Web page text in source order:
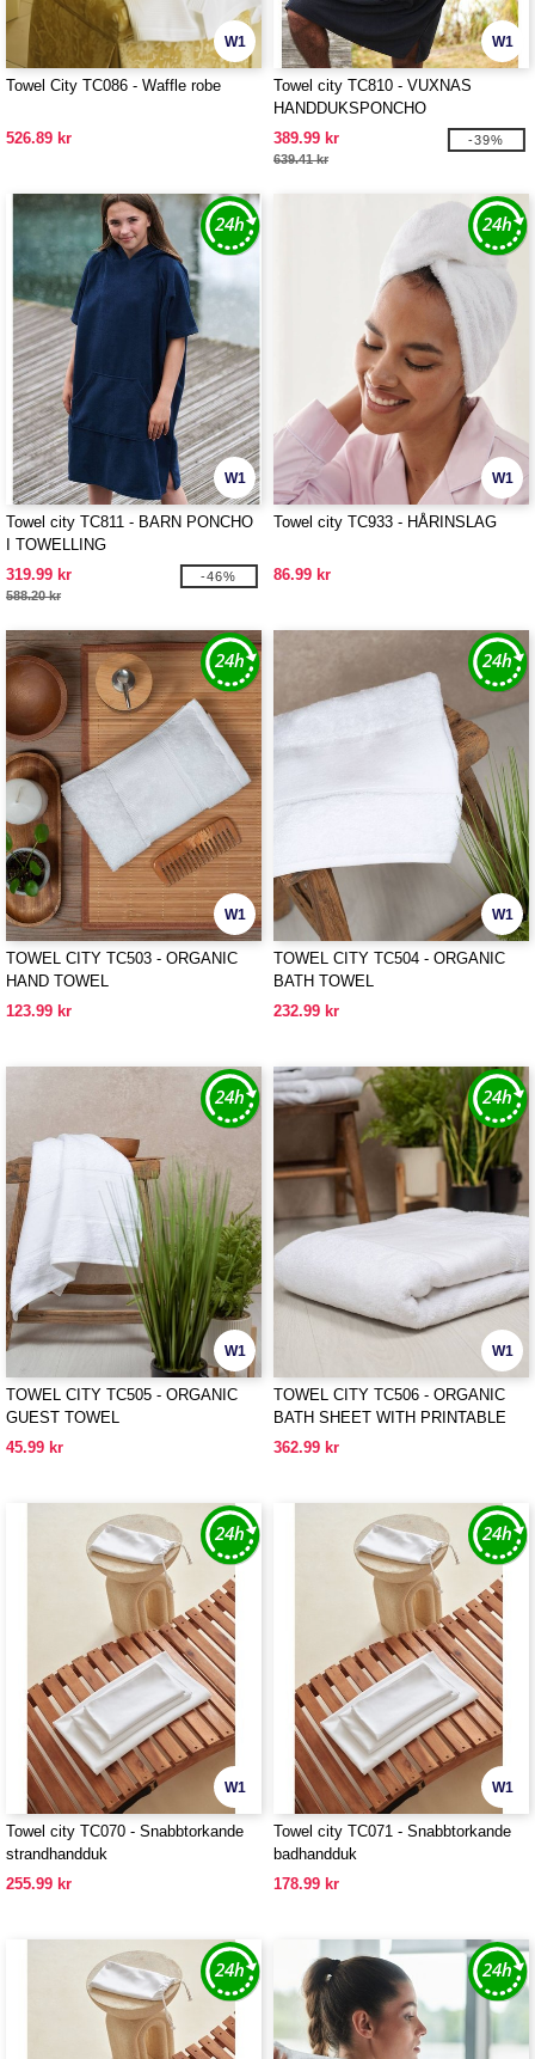
W1
Towel City TC086 - Waffle robe
526.89 kr
W1
Towel city TC810 - VUXNAS
HANDDUKSPONCHO
389.99 kr
639.41 kr
-39%
W1
Towel city TC811 - BARN PONCHO
I TOWELLING
319.99 kr
588.20 kr
-46%
W1
Towel city TC933 - HÅRINSLAG
86.99 kr
W1
TOWEL CITY TC503 - ORGANIC
HAND TOWEL
123.99 kr
W1
TOWEL CITY TC504 - ORGANIC
BATH TOWEL
232.99 kr
W1
TOWEL CITY TC505 - ORGANIC
GUEST TOWEL
45.99 kr
W1
TOWEL CITY TC506 - ORGANIC
BATH SHEET WITH PRINTABLE
BORDER
362.99 kr
W1
Towel city TC070 - Snabbtorkande
strandhandduk
255.99 kr
W1
Towel city TC071 - Snabbtorkande
badhandduk
178.99 kr